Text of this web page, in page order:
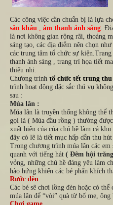
Các công việc cần chuẩn bị là lựa
sân khấu , âm thanh ánh sáng.
là nơi không gian rộng rãi, thoáng
sáng tạo, các địa điểm nên chọn
các trung tâm tổ chức sự
thanh ánh sáng , trang trí họa tiết
thiếu nhi.
Chương trình tổ chức tết trung
trình hoạt động đặc sắc thú vụ
sau :
Múa lân :
Múa lân là truyền thống không thể
gọi là ( Múa đầu rồng ) thường
xuất hiện của của chú hề làm cả
đây có lẽ là tiết mục hấp dẫn thu
Trong chương trình múa lân các
quanh với tiếng hát ( Đêm hội
vỏng, những chú hề đáng yêu làm
hào hứng khiến các bé phấn khích
Rước đèn
Các bé sẽ chơi lồng đèn hoặc có
múa lân để “vòi” quà từ bố mẹ, ông